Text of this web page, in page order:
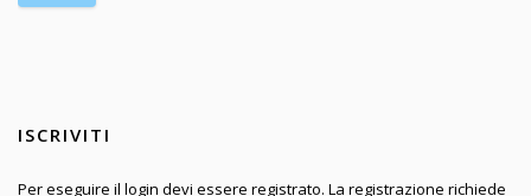
ISCRIVITI
Per eseguire il login devi essere registrato. La registrazione richiede